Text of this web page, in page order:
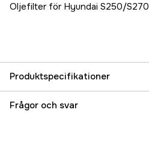
Oljefilter för Hyundai S250/S270
Produktspecifikationer
Referensnummer
Frågor och svar